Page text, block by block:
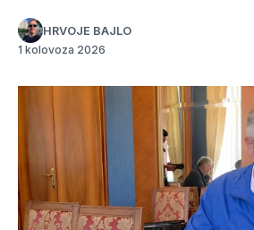
HRVOJE BAJLO
1 kolovoza 2026